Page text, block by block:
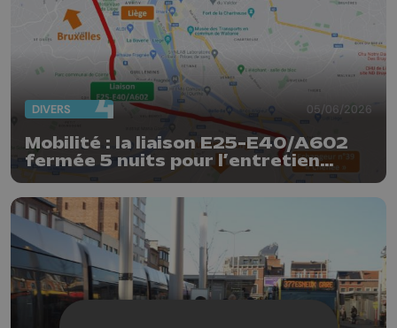
DIVERS 05/06/2026
Mobilité : la liaison E25-E40/A602
fermée 5 nuits pour l’entretien
trimestriel